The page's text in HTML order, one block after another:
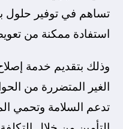
تساهم في توفير حلول
استفادة ممكنة من
وذلك بتقديم خدمة
الغير المتضررة من
تدعم السلامة وتحمي